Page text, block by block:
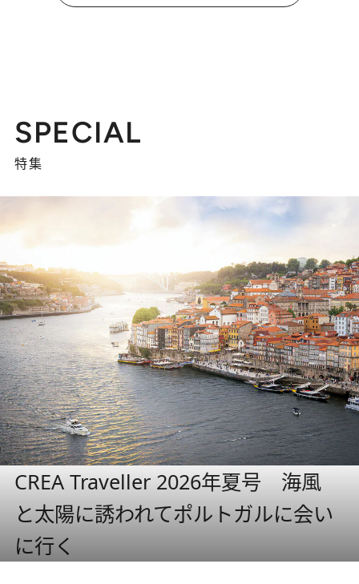
SPECIAL
特集
CREA Traveller 2026年夏号 海風
と太陽に誘われてポルトガルに会い
に行く